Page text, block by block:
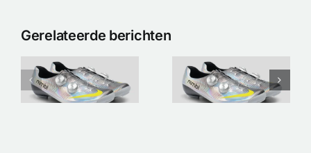
Gerelateerde berichten
Etoile
fietsschoenen/kleding
| Pre-order
deals bij
Bergasports
| Premium